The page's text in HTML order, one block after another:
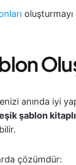
anında iyi
şablon
çözümdür: